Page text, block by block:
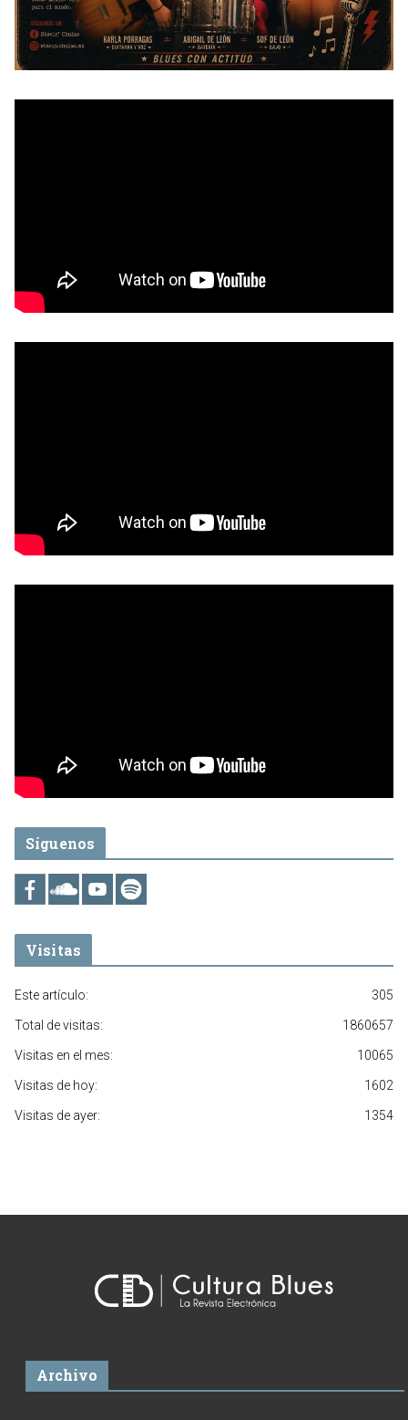
Síguenos
Visitas
305
Este artículo:
1860657
Total de visitas:
10065
Visitas en el mes:
1602
Visitas de hoy:
1354
Visitas de ayer:
Archivo